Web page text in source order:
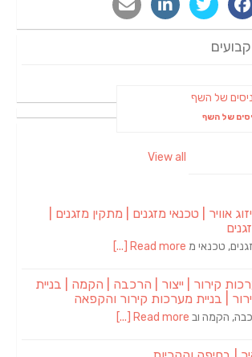
של השף
View all
אוויר | טכנאי מזגנים | מתקין מזגנים |
טכנאי מ Read more [...]
קירור | ייצור | הרכבה | הקמה | בניית
| בניית מערכות קירור והקפאה
הקמה וב Read more [...]